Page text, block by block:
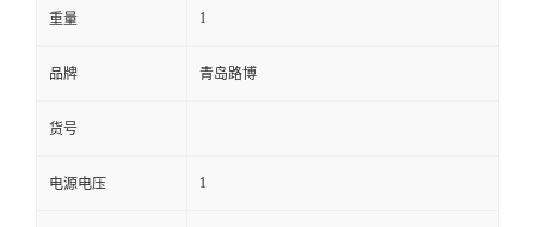
方
式
在
线
重量 1
品牌 青岛路博
货号
电源电压 1